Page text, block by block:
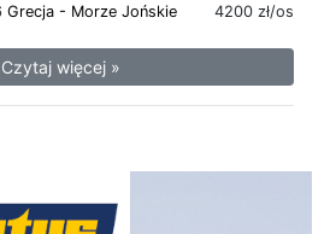
4200 zł/os
Grecja - Morze Jońskie
Czytaj więcej »